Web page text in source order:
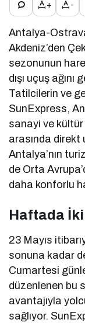
+ -
Antalya-
Akdeniz’den
sezonunun
dışı uçuş
Tatilcilerin ve
SunExpress,
sanayi ve
arasında direkt
Antalya’nın
de Orta
daha konforlu
Haftada İki
23 Mayıs
sonuna kadar
Cumartesi
düzenlenen bu
avantajıyla
sağlıyor.